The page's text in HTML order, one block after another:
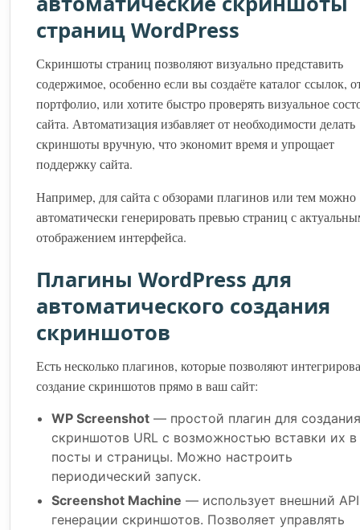
страниц WordPress
Скриншоты страниц позволяют визуально представить
содержимое, особенно если вы создаёте каталог ссылок,
портфолио, или хотите быстро проверять визуальное
сайта. Автоматизация избавляет от необходимости делать
скриншоты вручную, что экономит время и упрощает
поддержку сайта.
Например, для сайта с обзорами плагинов или тем можно
автоматически генерировать превью страниц с
отображением интерфейса.
Плагины WordPress для
автоматического создания
скриншотов
Есть несколько плагинов, которые позволяют
создание скриншотов прямо в ваш сайт:
WP Screenshot — простой плагин для
скриншотов URL с возможностью вставки их в
посты и страницы. Можно настроить
периодический запуск.
Screenshot Machine — использует внешний
генерации скриншотов. Позволяет управлять